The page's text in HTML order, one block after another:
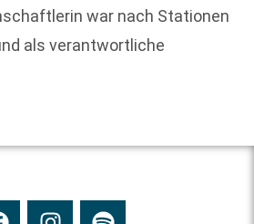
war nach Stationen
als verantwortliche